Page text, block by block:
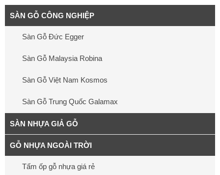
SÀN GỖ CÔNG NGHIỆP
Sàn Gỗ Đức Egger
Sàn Gỗ Malaysia Robina
Sàn Gỗ Việt Nam Kosmos
Sàn Gỗ Trung Quốc Galamax
SÀN NHỰA GIẢ GỖ
GỖ NHỰA NGOÀI TRỜI
Tấm ốp gỗ nhựa giá rẻ